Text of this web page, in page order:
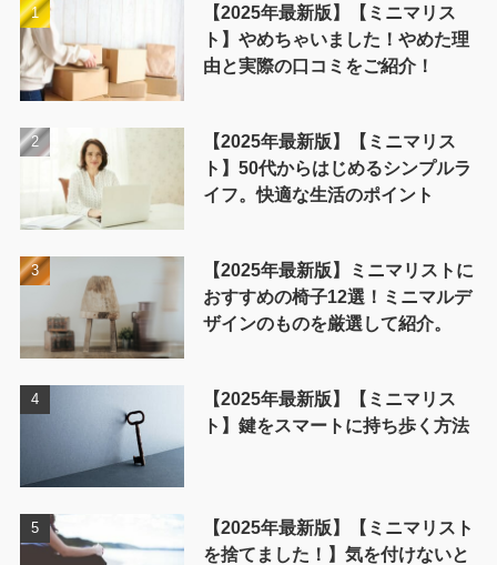
【2025年最新版】【ミニマリス
ト】やめちゃいました！やめた理
由と実際の口コミをご紹介！
【2025年最新版】【ミニマリス
ト】50代からはじめるシンプルラ
イフ。快適な生活のポイント
【2025年最新版】ミニマリストに
おすすめの椅子12選！ミニマルデ
ザインのものを厳選して紹介。
【2025年最新版】【ミニマリス
ト】鍵をスマートに持ち歩く方法
【2025年最新版】【ミニマリスト
を捨てました！】気を付けないと